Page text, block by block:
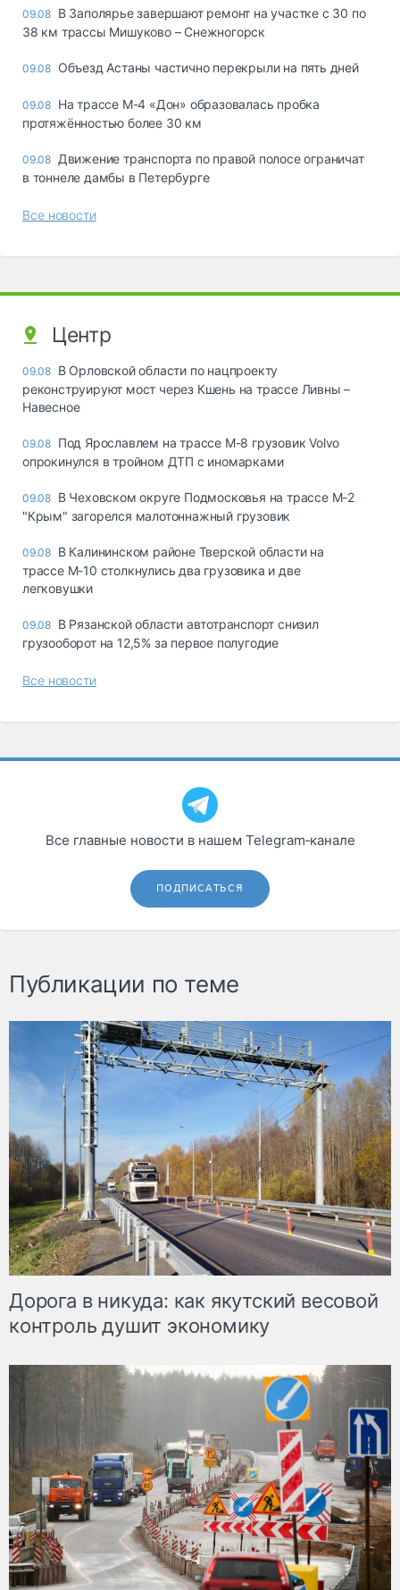
09.08 В Заполярье завершают ремонт на участке с 30 по
38 км трассы Мишуково – Снежногорск
09.08 Объезд Астаны частично перекрыли на пять дней
09.08 На трассе М-4 «Дон» образовалась пробка
протяжённостью более 30 км
09.08 Движение транспорта по правой полосе ограничат
в тоннеле дамбы в Петербурге
Все новости
Центр
09.08 В Орловской области по нацпроекту
реконструируют мост через Кшень на трассе Ливны –
Навесное
09.08 Под Ярославлем на трассе М-8 грузовик Volvo
опрокинулся в тройном ДТП с иномарками
09.08 В Чеховском округе Подмосковья на трассе М-2
"Крым" загорелся малотоннажный грузовик
09.08 В Калининском районе Тверской области на
трассе М-10 столкнулись два грузовика и две
легковушки
09.08 В Рязанской области автотранспорт снизил
грузооборот на 12,5% за первое полугодие
Все новости
Все главные новости в нашем Telegram‑канале
ПОДПИСАТЬСЯ
Публикации по теме
Дорога в никуда: как якутский весовой
контроль душит экономику